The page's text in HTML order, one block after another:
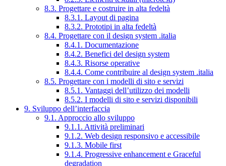
8.3. Progettare e costruire in alta fedeltà
8.3.1. Layout di pagina
8.3.2. Prototipi in alta fedeltà
8.4. Progettare con il design system .italia
8.4.1. Documentazione
8.4.2. Benefici del design system
8.4.3. Risorse operative
8.4.4. Come contribuire al design system .italia
8.5. Progettare con i modelli di sito e servizi
8.5.1. Vantaggi dell’utilizzo dei modelli
8.5.2. I modelli di sito e servizi disponibili
9. Sviluppo dell’interfaccia
9.1. Approccio allo sviluppo
9.1.1. Attività preliminari
9.1.2. Web design responsivo e accessibile
9.1.3. Mobile first
9.1.4. Progressive enhancement e Graceful
degradation